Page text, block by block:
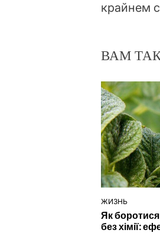
крайнем
ВАМ
ОПУБЛІКУВАТИ
У
ЖИЗНЬ
Як боротися
без хімії: